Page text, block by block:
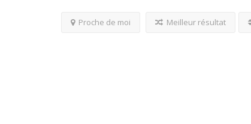
Proche de moi Meilleur résultat